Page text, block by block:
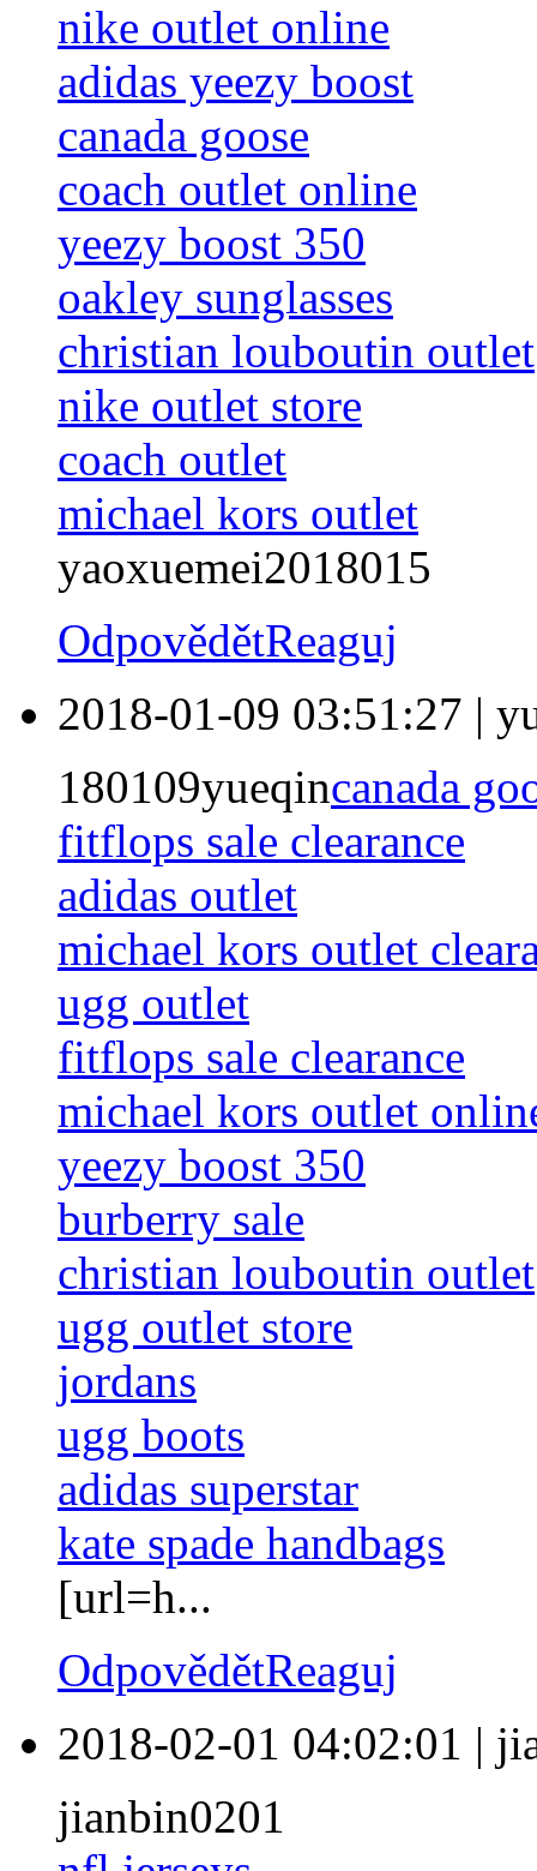
nike outlet online
adidas yeezy boost
canada goose
coach outlet online
yeezy boost 350
oakley sunglasses
christian louboutin outlet
nike outlet store
coach outlet
michael kors outlet
yaoxuemei2018015
OdpovědětReaguj
2018-01-09 03:51:27 |
180109yueqincanada
fitflops sale clearance
adidas outlet
michael kors outlet
ugg outlet
fitflops sale clearance
michael kors outlet
yeezy boost 350
burberry sale
christian louboutin outlet
ugg outlet store
jordans
ugg boots
adidas superstar
kate spade handbags
[url=h...
OdpovědětReaguj
2018-02-01 04:02:01 |
jianbin0201